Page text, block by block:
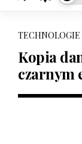
TECHNOLOGIE
Kopia
czarnym